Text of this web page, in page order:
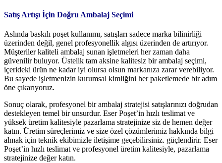
Satış Artışı İçin Doğru Ambalaj Seçimi
Aslında baskılı poşet kullanımı, satışları sadece marka bilinirliği
üzerinden değil, genel profesyonellik algısı üzerinden de artırıyor.
Müşteriler kaliteli ambalaj sunan işletmeleri her zaman daha
güvenilir buluyor. Üstelik tam aksine kalitesiz bir ambalaj seçimi,
içerideki ürün ne kadar iyi olursa olsun markanıza zarar verebiliyor.
Bu sayede işletmenizin kurumsal kimliğini her paketlemede bir adım
öne çıkarıyoruz.
Sonuç olarak, profesyonel bir ambalaj stratejisi satışlarınızı doğrudan
destekleyen temel bir unsurdur. Eser Poşet’in hızlı teslimat ve
yüksek üretim kalitesiyle pazarlama stratejinize siz de hemen değer
katın. Üretim süreçlerimiz ve size özel çözümlerimiz hakkında bilgi
almak için teknik ekibimizle iletişime geçebilirsiniz. güçlendirir. Eser
Poşet’in hızlı teslimat ve profesyonel üretim kalitesiyle, pazarlama
stratejinize değer katın.